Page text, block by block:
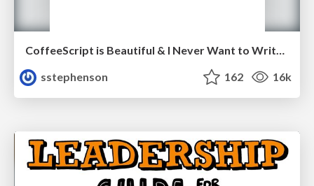
CoffeeScript is Beautiful & I Never Want to Write Plain JavaScript Again
sstephenson
162 16k